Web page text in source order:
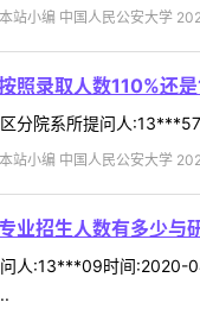
本站小编 中国人民公安大学
照录取人数110%还
分院系所提问人
本站小编 中国人民公安大学
业招生人数有多少与
人:13***09时间:2020-